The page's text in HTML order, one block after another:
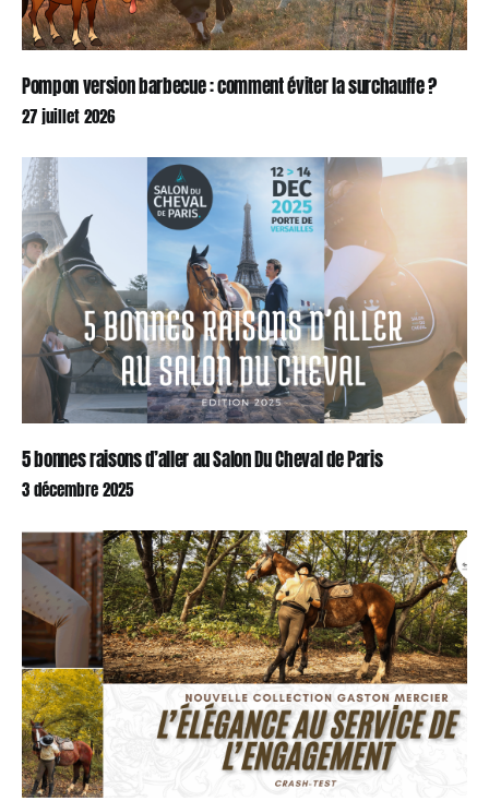
Pompon version barbecue : comment éviter la surchauffe ?
27 juillet 2026
5 bonnes raisons d’aller au Salon Du Cheval de Paris
3 décembre 2025